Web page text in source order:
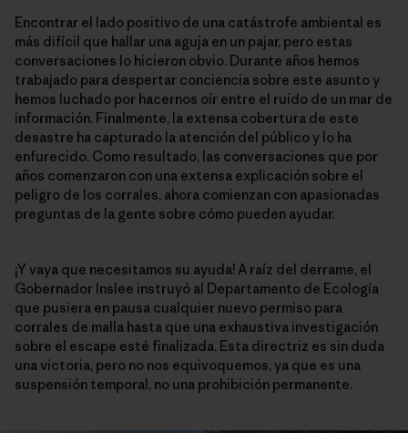
Encontrar el lado positivo de una catástrofe ambiental es
más difícil que hallar una aguja en un pajar, pero estas
conversaciones lo hicieron obvio. Durante años hemos
trabajado para despertar conciencia sobre este asunto y
hemos luchado por hacernos oír entre el ruido de un mar de
información. Finalmente, la extensa cobertura de este
desastre ha capturado la atención del público y lo ha
enfurecido. Como resultado, las conversaciones que por
años comenzaron con una extensa explicación sobre el
peligro de los corrales, ahora comienzan con apasionadas
preguntas de la gente sobre cómo pueden ayudar.
¡Y vaya que necesitamos su ayuda! A raíz del derrame, el
Gobernador Inslee instruyó al Departamento de Ecología
que pusiera en pausa cualquier nuevo permiso para
corrales de malla hasta que una exhaustiva investigación
sobre el escape esté finalizada. Esta directriz es sin duda
una victoria, pero no nos equivoquemos, ya que es una
suspensión temporal, no una prohibición permanente.